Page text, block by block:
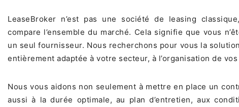
LeaseBroker n’est pas une société de leasing
compare l’ensemble du marché. Cela signifie que vous
un seul fournisseur. Nous recherchons pour vous la
entièrement adaptée à votre secteur, à l’organisation de
Nous vous aidons non seulement à mettre en place un
aussi à la durée optimale, au plan d’entretien, aux